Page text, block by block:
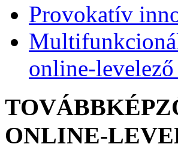
Provokatív
online-
ONLINE-